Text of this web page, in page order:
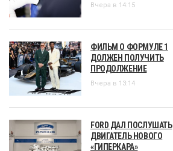
Вчера в 14:15
ФИЛЬМ О ФОРМУЛЕ 1
ДОЛЖЕН ПОЛУЧИТЬ
ПРОДОЛЖЕНИЕ
Вчера в 13:14
FORD ДАЛ ПОСЛУШАТЬ
ДВИГАТЕЛЬ НОВОГО
«ГИПЕРКАРА»